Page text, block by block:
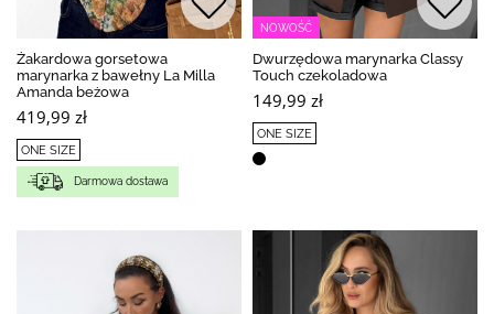
Żakardowa gorsetowa
marynarka z bawełny La Milla
Amanda beżowa
419,99 zł
ONE SIZE
Darmowa dostawa
NOWOŚĆ
Dwurzędowa marynarka Classy
Touch czekoladowa
149,99 zł
ONE SIZE